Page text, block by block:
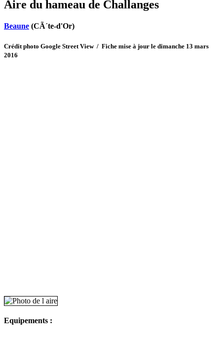
Aire du hameau de Challanges
Beaune (CÃ´te-d'Or)
Crédit photo Google Street View / Fiche mise à jour le dimanche 13 mars
2016
Equipements :